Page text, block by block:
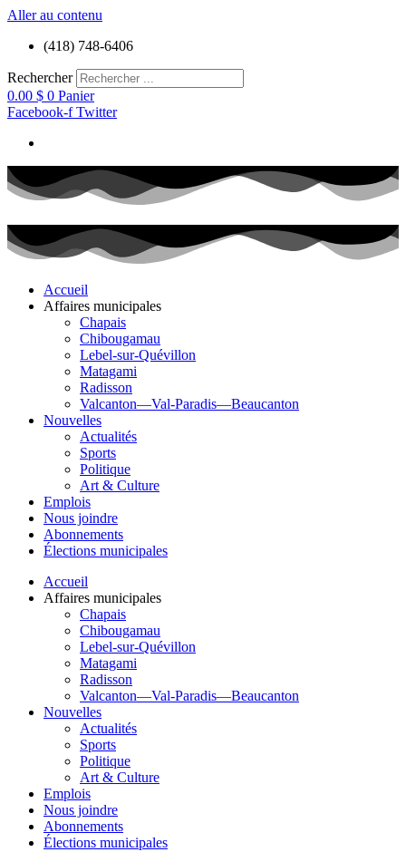
Aller au contenu
(418) 748-6406
Rechercher
0.00 $ 0 Panier
Facebook-f Twitter
Accueil
Affaires municipales
Chapais
Chibougamau
Lebel-sur-Quévillon
Matagami
Radisson
Valcanton—Val-Paradis—Beaucanton
Nouvelles
Actualités
Sports
Politique
Art & Culture
Emplois
Nous joindre
Abonnements
Élections municipales
Accueil
Affaires municipales
Chapais
Chibougamau
Lebel-sur-Quévillon
Matagami
Radisson
Valcanton—Val-Paradis—Beaucanton
Nouvelles
Actualités
Sports
Politique
Art & Culture
Emplois
Nous joindre
Abonnements
Élections municipales